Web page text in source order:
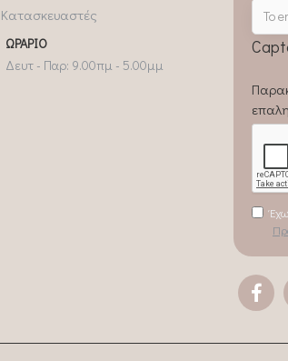
Κατασκευαστές
ΩΡΆΡΙΟ
Δευτ - Παρ: 9.00πμ - 5.00μμ